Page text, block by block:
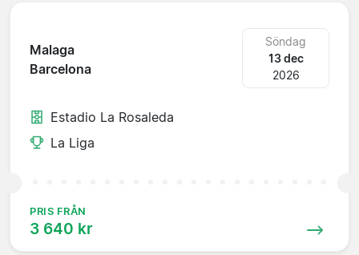
Malaga
Barcelona
Söndag
13 dec
2026
Estadio La Rosaleda
La Liga
PRIS FRÅN
3 640 kr